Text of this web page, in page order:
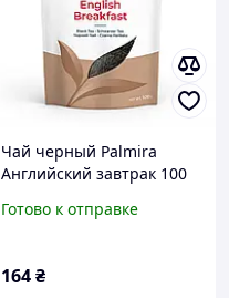
Чай черный Palmira
Английский завтрак 100
Готово к отправке
164₴